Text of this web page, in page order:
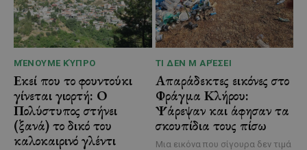
ΜΈΝΟΥΜΕ ΚΎΠΡΟ
Εκεί που το φουντούκι
γίνεται γιορτή: Ο
Πολύστυπος στήνει
(ξανά) το δικό του
καλοκαιρινό γλέντι
ΤΙ ΔΕΝ Μ ΑΡΈΣΕΙ
Απαράδεκτες εικόνες στο
Φράγμα Κλήρου:
Ψάρεψαν και άφησαν τα
σκουπίδια τους πίσω
Μια εικόνα που σίγουρα δεν τιμά